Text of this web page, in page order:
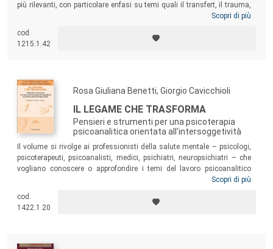
più rilevanti, con particolare enfasi su temi quali il transfert, il trauma,
gli stati primitivi della mente e la metapsicologia, sui quali il pensiero
Una lettura utile sia per studenti interessati a conoscere i temi della
psicoanalisi in Italia, sia per analisti esperti che vogliano approfondire
Scopri di più
cod.
1215.1.42
Rosa Giuliana Benetti, Giorgio Cavicchioli
IL LEGAME CHE TRASFORMA
Pensieri e strumenti per una psicoterapia
psicoanalitica orientata all'intersoggetività
Il volume si rivolge ai professionisti della salute mentale – psicologi,
psicoterapeuti, psicoanalisti, medici, psichiatri, neuropsichiatri – che
vogliano conoscere o approfondire i temi del lavoro psicoanalitico
centrato sulla relazione intersoggettiva. Al contempo il testo risulta
psicoterapia, così come per altri professionisti della relazione di aiuto
interessati a una visione psicoanalitica contemporanea dei legami
Scopri di più
cod.
1422.1.20